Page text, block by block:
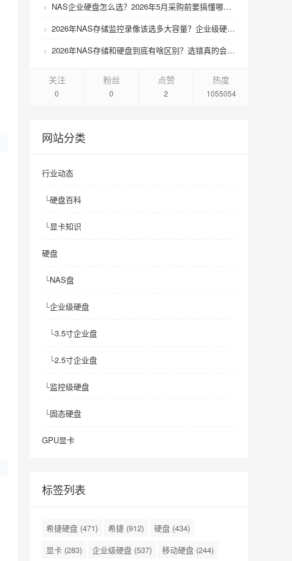
NAS企业硬盘怎么选？2026年5月采购前要搞懂哪些坑？
2026年NAS存储监控录像该选多大容量？企业级硬盘怎么搭配才划算？
2026年NAS存储和硬盘到底有啥区别？选错真的会后悔吗？
关注
0
粉丝
0
点赞
2
热度
1055054
网站分类
行业动态
└硬盘百科
└显卡知识
硬盘
└NAS盘
└企业级硬盘
└3.5寸企业盘
└2.5寸企业盘
└监控级硬盘
└固态硬盘
GPU显卡
标签列表
希捷硬盘 (471) 希捷 (912) 硬盘 (434)
显卡 (283) 企业级硬盘 (537) 移动硬盘 (244)